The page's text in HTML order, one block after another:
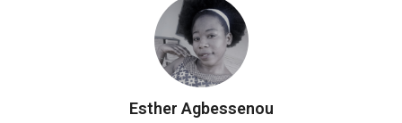
Esther Agbessenou